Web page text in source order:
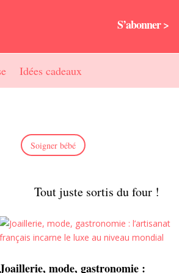
S’abonner >
Idées cadeaux
Soigner bébé
Tout juste sortis du four !
Joaillerie, mode, gastronomie :